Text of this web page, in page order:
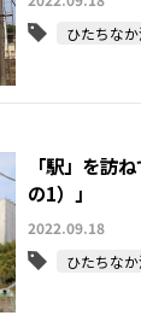
ひたちな
「駅」を訪
の1）」
2022.09.18
ひたちな